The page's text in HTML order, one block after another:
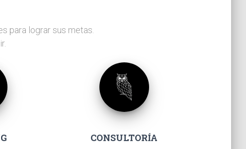
para lograr sus metas.
CONSULTORÍA